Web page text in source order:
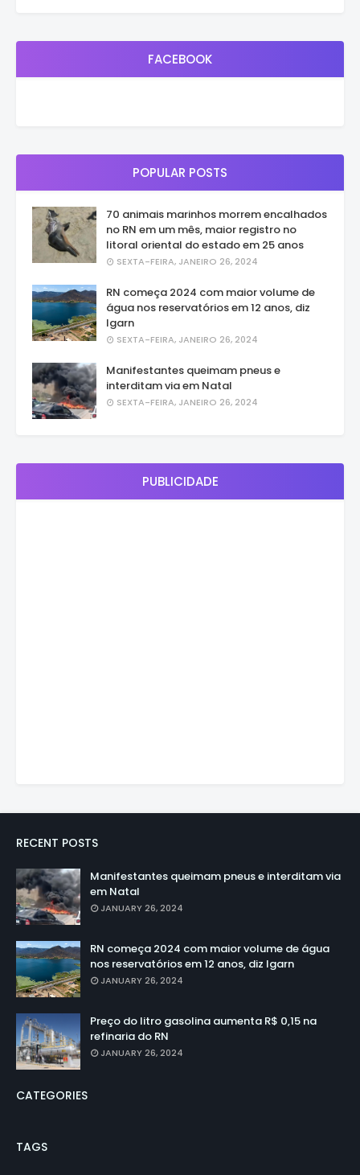
FACEBOOK
POPULAR POSTS
70 animais marinhos morrem encalhados
no RN em um mês, maior registro no
litoral oriental do estado em 25 anos
SEXTA-FEIRA, JANEIRO 26, 2024
RN começa 2024 com maior volume de
água nos reservatórios em 12 anos, diz
Igarn
SEXTA-FEIRA, JANEIRO 26, 2024
Manifestantes queimam pneus e
interditam via em Natal
SEXTA-FEIRA, JANEIRO 26, 2024
PUBLICIDADE
RECENT POSTS
Manifestantes queimam pneus e interditam via
em Natal
JANUARY 26, 2024
RN começa 2024 com maior volume de água
nos reservatórios em 12 anos, diz Igarn
JANUARY 26, 2024
Preço do litro gasolina aumenta R$ 0,15 na
refinaria do RN
JANUARY 26, 2024
CATEGORIES
TAGS